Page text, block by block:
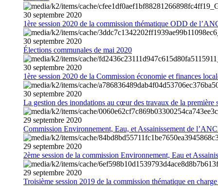
30 septembre 2020
1ère session 2020 de la commission thématique ODD de
30 septembre 2020
Élections communales de mai 2020
30 septembre 2020
1ère session 2020 de la Commission économie et finances
30 septembre 2020
La gestion des inondations au cœur des travaux de la première
29 septembre 2020
Commission Environnement, Eau, et Assainissement de
29 septembre 2020
2ème session de la commission Environnement, Eau et
29 septembre 2020
Troisième session 2019 de la commission thématique en